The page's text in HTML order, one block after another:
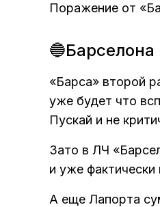
Поражение от
🔵Барселона
«Барса» второй
уже будет что
Пускай и не
Зато в ЛЧ
и уже
А еще Лапорта